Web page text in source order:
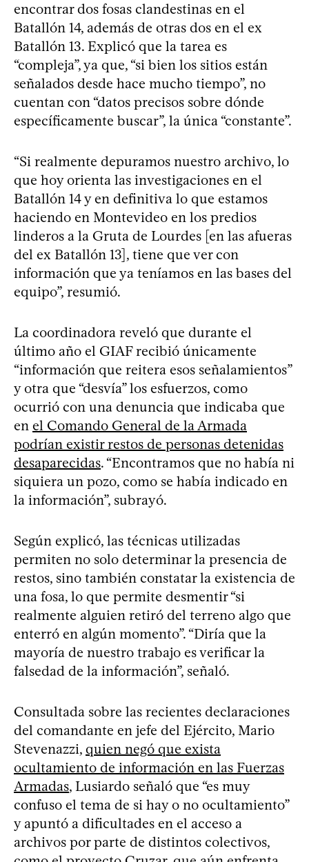
encontrar dos fosas clandestinas en el
Batallón 14, además de otras dos en el ex
Batallón 13. Explicó que la tarea es
“compleja”, ya que, “si bien los sitios están
señalados desde hace mucho tiempo”, no
cuentan con “datos precisos sobre dónde
específicamente buscar”, la única “constante”.
“Si realmente depuramos nuestro archivo, lo
que hoy orienta las investigaciones en el
Batallón 14 y en definitiva lo que estamos
haciendo en Montevideo en los predios
linderos a la Gruta de Lourdes [en las afueras
del ex Batallón 13], tiene que ver con
información que ya teníamos en las bases del
equipo”, resumió.
La coordinadora reveló que durante el
último año el GIAF recibió únicamente
“información que reitera esos señalamientos”
y otra que “desvía” los esfuerzos, como
ocurrió con una denuncia que indicaba que
en el Comando General de la Armada
podrían existir restos de personas detenidas
desaparecidas. “Encontramos que no había ni
siquiera un pozo, como se había indicado en
la información”, subrayó.
Según explicó, las técnicas utilizadas
permiten no solo determinar la presencia de
restos, sino también constatar la existencia de
una fosa, lo que permite desmentir “si
realmente alguien retiró del terreno algo que
enterró en algún momento”. “Diría que la
mayoría de nuestro trabajo es verificar la
falsedad de la información”, señaló.
Consultada sobre las recientes declaraciones
del comandante en jefe del Ejército, Mario
Stevenazzi, quien negó que exista
ocultamiento de información en las Fuerzas
Armadas, Lusiardo señaló que “es muy
confuso el tema de si hay o no ocultamiento”
y apuntó a dificultades en el acceso a
archivos por parte de distintos colectivos,